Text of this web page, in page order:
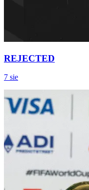
REJECTED
7 sie